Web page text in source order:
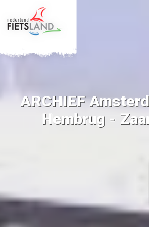
ARCHIEF
Hembrug -
+